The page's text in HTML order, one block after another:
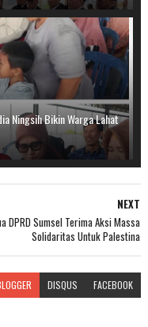
Ningsih Bikin Warga Lahat
NEXT
DPRD Sumsel Terima Aksi Massa
Solidaritas Untuk Palestina
DISQUS FACEBOOK